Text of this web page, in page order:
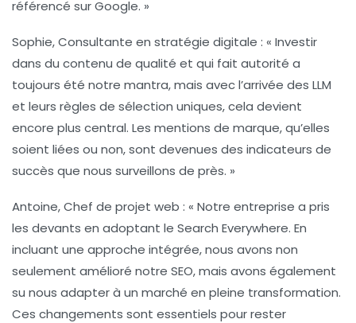
référencé sur Google. »
Sophie, Consultante en stratégie digitale : « Investir
dans du contenu de qualité et qui fait autorité a
toujours été notre mantra, mais avec l’arrivée des LLM
et leurs règles de sélection uniques, cela devient
encore plus central. Les mentions de marque, qu’elles
soient liées ou non, sont devenues des indicateurs de
succès que nous surveillons de près. »
Antoine, Chef de projet web : « Notre entreprise a pris
les devants en adoptant le Search Everywhere. En
incluant une approche intégrée, nous avons non
seulement amélioré notre SEO, mais avons également
su nous adapter à un marché en pleine transformation.
Ces changements sont essentiels pour rester